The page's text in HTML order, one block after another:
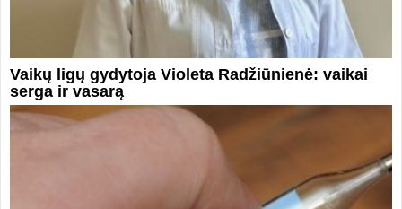
Vaikų ligų gydytoja Violeta Radžiūnienė: vaikai
serga ir vasarą